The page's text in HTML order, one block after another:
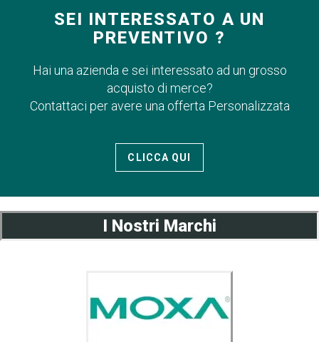
SEI INTERESSATO A UN
PREVENTIVO ?
Hai una azienda e sei interessato ad un grosso
acquisto di merce?
Contattaci per avere una offerta Personalizzata
CLICCA QUI
I Nostri Marchi